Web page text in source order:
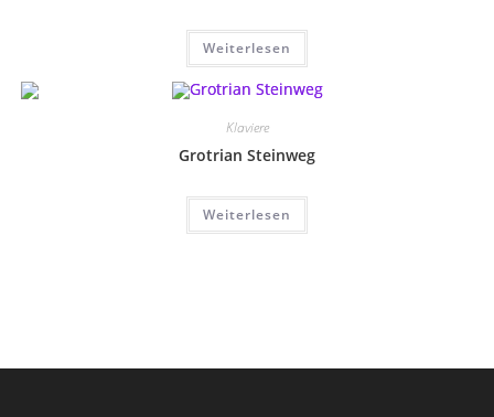
Weiterlesen
Klaviere
Grotrian Steinweg
Weiterlesen